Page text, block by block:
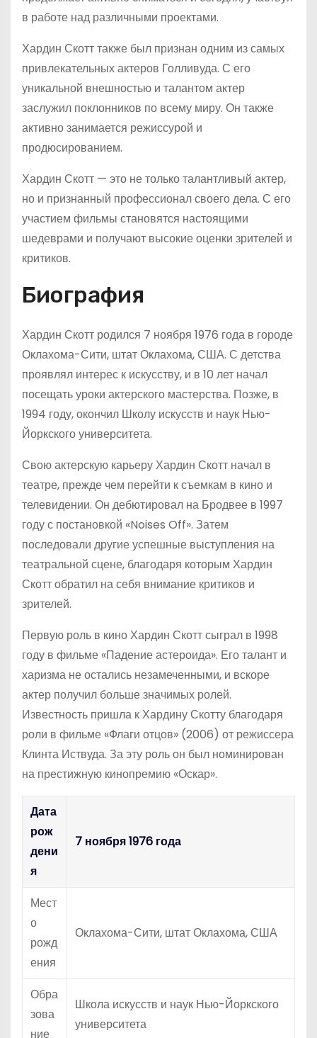
в работе над различными проектами.
Хардин Скотт также был признан одним из самых
привлекательных актеров Голливуда. С его
уникальной внешностью и талантом актер
заслужил поклонников по всему миру. Он также
активно занимается режиссурой и
продюсированием.
Хардин Скотт — это не только талантливый актер,
но и признанный профессионал своего дела. С его
участием фильмы становятся настоящими
шедеврами и получают высокие оценки зрителей и
критиков.
Биография
Хардин Скотт родился 7 ноября 1976 года в городе
Оклахома-Сити, штат Оклахома, США. С детства
проявлял интерес к искусству, и в 10 лет начал
посещать уроки актерского мастерства. Позже, в
1994 году, окончил Школу искусств и наук Нью-
Йоркского университета.
Свою актерскую карьеру Хардин Скотт начал в
театре, прежде чем перейти к съемкам в кино и
телевидении. Он дебютировал на Бродвее в 1997
году с постановкой «Noises Off». Затем
последовали другие успешные выступления на
театральной сцене, благодаря которым Хардин
Скотт обратил на себя внимание критиков и
зрителей.
Первую роль в кино Хардин Скотт сыграл в 1998
году в фильме «Падение астероида». Его талант и
харизма не остались незамеченными, и вскоре
актер получил больше значимых ролей.
Известность пришла к Хардину Скотту благодаря
роли в фильме «Флаги отцов» (2006) от режиссера
Клинта Иствуда. За эту роль он был номинирован
на престижную кинопремию «Оскар».
Дата
рож
дени
я
7 ноября 1976 года
Мест
о
рожд
ения
Оклахома-Сити, штат Оклахома, США
Обра
зова
ние
Школа искусств и наук Нью-Йоркского
университета